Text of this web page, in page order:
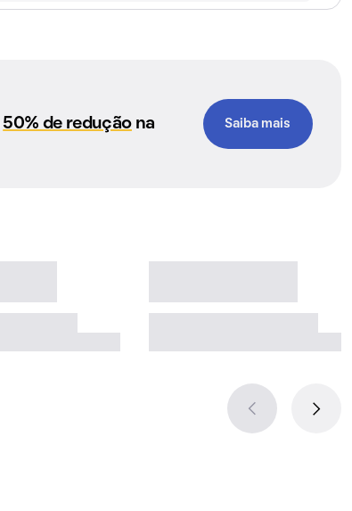
50% de reduçãona
Saiba mais